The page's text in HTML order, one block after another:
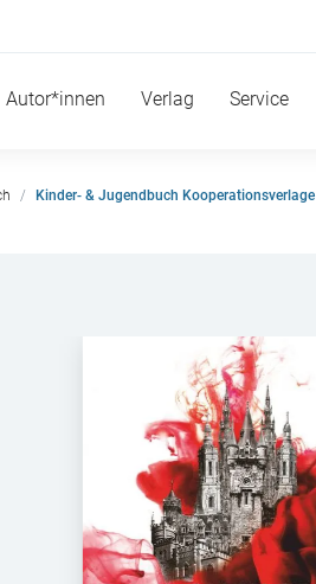
Autor*innen Verlag Service
Kinder- & Jugendbuch Kooperationsverlage